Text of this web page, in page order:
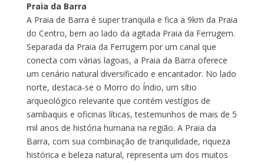
Praia da Barra
A Praia de Barra é super tranquila e fica a 9km da Praia
do Centro, bem ao lado da agitada Praia da Ferrugem.
Separada da Praia da Ferrugem por um canal que
conecta com várias lagoas, a Praia da Barra oferece
um cenário natural diversificado e encantador. No lado
norte, destaca-se o Morro do Índio, um sítio
arqueológico relevante que contém vestígios de
sambaquis e oficinas líticas, testemunhos de mais de 5
mil anos de história humana na região. A Praia da
Barra, com sua combinação de tranquilidade, riqueza
histórica e beleza natural, representa um dos muitos